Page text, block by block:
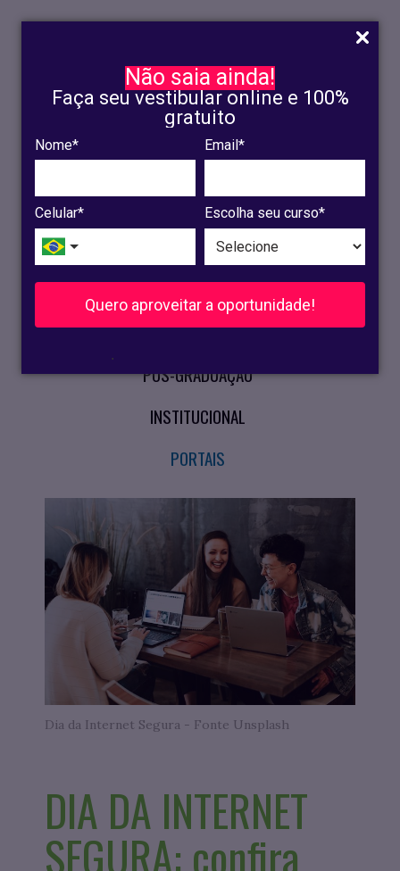
Não saia ainda!
Faça seu vestibular online e 100%
gratuito
Nome* Email*
Celular* Escolha seu curso*
Quero aproveitar a oportunidade!
.
INSCRIÇÃO
OLINDA
RECIFE
VESTIBULAR
CURSOS PRESENCIAIS
PÓS-GRADUAÇÃO
INSTITUCIONAL
PORTAIS
Dia da Internet Segura - Fonte Unsplash
DIA DA INTERNET
SEGURA: confira